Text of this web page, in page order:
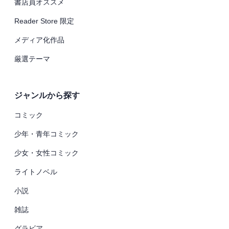
書店員オススメ
Reader Store 限定
メディア化作品
厳選テーマ
ジャンルから探す
コミック
少年・青年コミック
少女・女性コミック
ライトノベル
小説
雑誌